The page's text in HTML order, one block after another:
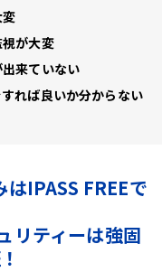
が大変
来ていない
れば良いか分からない
IPASS FREEで
リティーは強固